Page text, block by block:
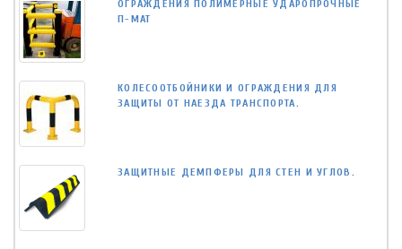
ОГРАЖДЕНИЯ ПОЛИМЕРНЫЕ УДАРОПРОЧНЫЕ
П-МАТ
КОЛЕСООТБОЙНИКИ И ОГРАЖДЕНИЯ ДЛЯ
ЗАЩИТЫ ОТ НАЕЗДА ТРАНСПОРТА.
ЗАЩИТНЫЕ ДЕМПФЕРЫ ДЛЯ СТЕН И УГЛОВ.